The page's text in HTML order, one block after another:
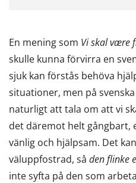
En mening som Vi skal være
skulle kunna förvirra en
sjuk kan förstås behöva
situationer, men på
naturligt att tala om att vi
det däremot helt gångbart,
vänlig och hjälpsam. Det
väluppfostrad, så den flinke
inte syfta på den som